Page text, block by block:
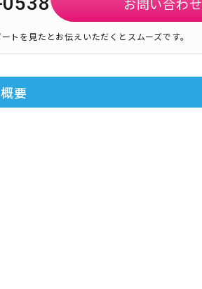
お問い合わせ
トを見たとお伝えいただくとスムーズです。
要